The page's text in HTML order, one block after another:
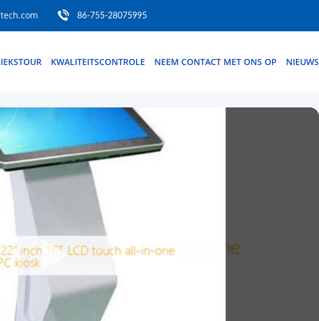
86-755-28075995
KWALITEITSCONTROLE NEEM CONTACT MET ONS OP NIEUWS